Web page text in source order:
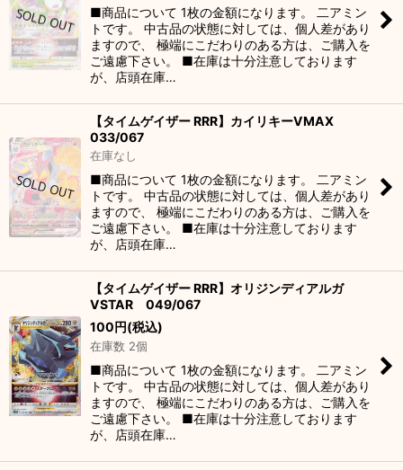
■商品について 1枚の金額になります。 二アミン
トです。 中古品の状態に対しては、個人差があり
ますので、 極端にこだわりのある方は、ご購入を
ご遠慮下さい。 ■在庫は十分注意しております
が、店頭在庫…
【タイムゲイザー RRR】カイリキーVMAX
033/067
在庫なし
■商品について 1枚の金額になります。 二アミン
トです。 中古品の状態に対しては、個人差があり
ますので、 極端にこだわりのある方は、ご購入を
ご遠慮下さい。 ■在庫は十分注意しております
が、店頭在庫…
【タイムゲイザー RRR】オリジンディアルガ
VSTAR 049/067
100円(税込)
在庫数 2個
■商品について 1枚の金額になります。 二アミン
トです。 中古品の状態に対しては、個人差があり
ますので、 極端にこだわりのある方は、ご購入を
ご遠慮下さい。 ■在庫は十分注意しております
が、店頭在庫…